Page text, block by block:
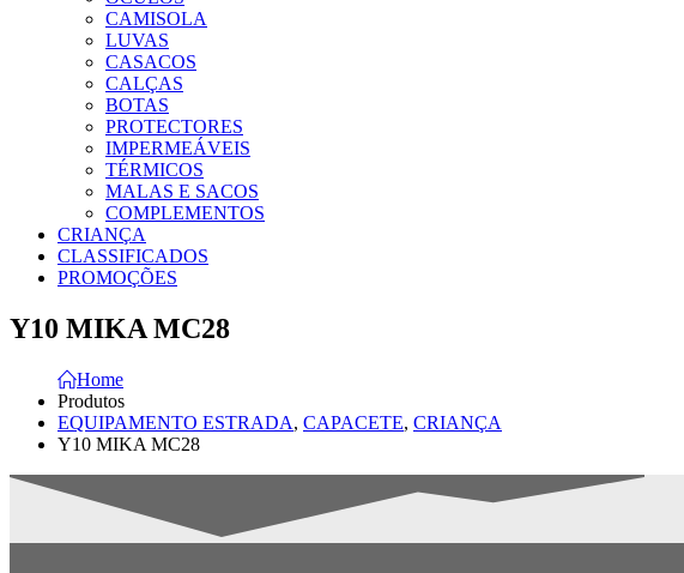
CAMISOLA
LUVAS
CASACOS
CALÇAS
BOTAS
PROTECTORES
IMPERMEÁVEIS
TÉRMICOS
MALAS E SACOS
COMPLEMENTOS
CRIANÇA
CLASSIFICADOS
PROMOÇÕES
Y10 MIKA MC28
Home
Produtos
EQUIPAMENTO ESTRADA, CAPACETE, CRIANÇA
Y10 MIKA MC28